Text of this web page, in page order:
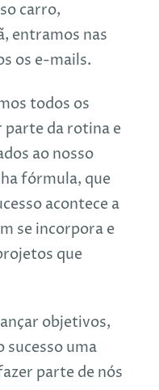
carro,
entramos nas
os e-mails.
todos os
parte da rotina e
ao nosso
fórmula, que
acontece a
se incorpora e
que
objetivos,
sucesso uma
parte de nós